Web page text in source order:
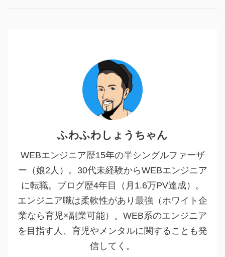
ふわふわしょうちゃん
WEBエンジニア歴15年の半シングルファーザ
ー（娘2人）。30代未経験からWEBエンジニア
に転職。ブログ歴4年目（月1.6万PV達成）。
エンジニア職は柔軟性があり最強（ホワイト企
業なら育児×副業可能）。WEB系のエンジニア
を目指す人、育児やメンタルに関することも発
信してく。